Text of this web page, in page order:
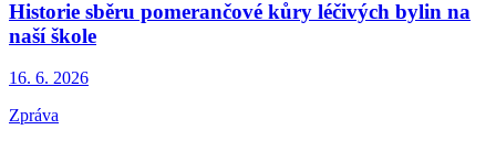
Historie sběru pomerančové kůry léčivých bylin na
naší škole
16. 6. 2026
Zpráva